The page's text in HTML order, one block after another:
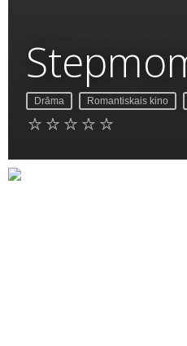
Drāma Romantiskais kino